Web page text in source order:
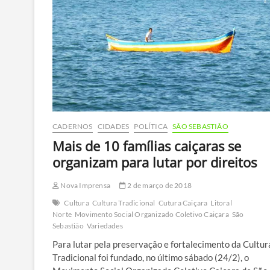
prêmio
nacional
do
FNDE
CADERNOS CIDADES POLÍTICA SÃO SEBASTIÃO
Mais de 10 famílias caiçaras se
organizam para lutar por direitos
Nova Imprensa
2 de março de 2018
Cultura Cultura Tradicional Cutura Caiçara Litoral
Norte Movimento Social Organizado Coletivo Caiçara São
Sebastião Variedades
Para lutar pela preservação e fortalecimento da
Tradicional foi fundado, no último sábado (24/2), o